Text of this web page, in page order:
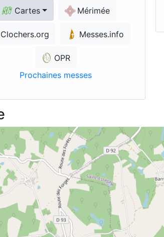
Cartes Mérimée
Clochers.org Messes.info
OPR
Prochaines messes